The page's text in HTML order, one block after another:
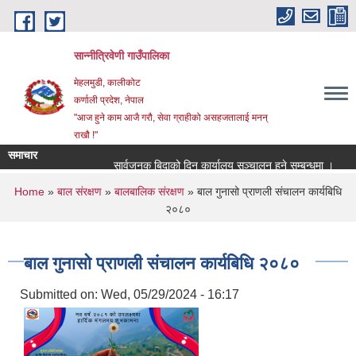
Skip to main content
सान्नीत्रिवेणी गाउँपालिका
मेहलमुडी, कालीकोट
कर्णाली प्रदेश, नेपाल
"आज हुने काम आजै गरौ, सेवा ग्राहीको असहजतालाई मनन्
राखौ !"
समाचार
सार्वजनुक बिदाको दिन कार्यालय सञ्चालन हुने सम्बन्धमा ।
You are here
Home » बाल संरक्षण » बालबालिक संरक्षण » बाल गुनासो प्राणली संचालन कार्यबिधि
२०८०
बाल गुनासो प्राणली संचालन कार्यबिधि २०८०
Submitted on: Wed, 05/29/2024 - 16:17